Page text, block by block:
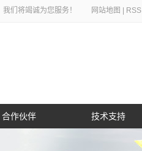
们将竭诚为您服务！ 网站地图 RSS
合作伙伴 技术支持